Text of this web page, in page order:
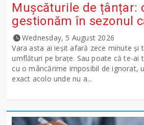
Mușcăturile de țânțar:
gestionăm în sezonul
Wednesday, 5 August 2026
Vara asta ai ieșit afară zece minute și
umflături pe brațe. Sau poate că te-ai
cu o mâncărime imposibil de ignorat,
exact acolo unde nu a...